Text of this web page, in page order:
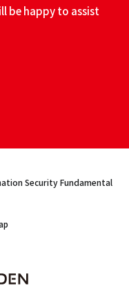
be happy to assist
Security Fundamental